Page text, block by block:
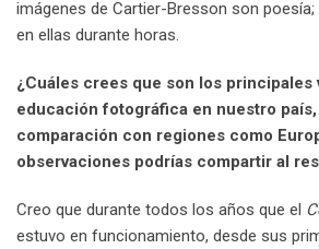
imágenes de Cartier-Bresson son
en ellas durante horas.
¿Cuáles crees que son los principales
educación fotográfica en nuestro
comparación con regiones como
observaciones podrías compartir al
Creo que durante todos los años que el
estuvo en funcionamiento, desde sus